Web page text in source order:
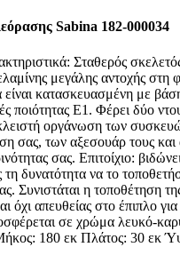
Sabina 182-000034
Σταθερός
μεγάλης αντοχής στη
είναι κατασκευασμένη με
ποιότητας Ε1. Φέρει δύο
οργάνωση των
σας, των αξεσουάρ τους και
σας. Επιτοίχιο:
τη δυνατότητα να το
Συνιστάται η τοποθέτηση
όχι απευθείας στο έπιπλο
σε χρώμα λευκό-
180 εκ Πλάτος: 30 εκ